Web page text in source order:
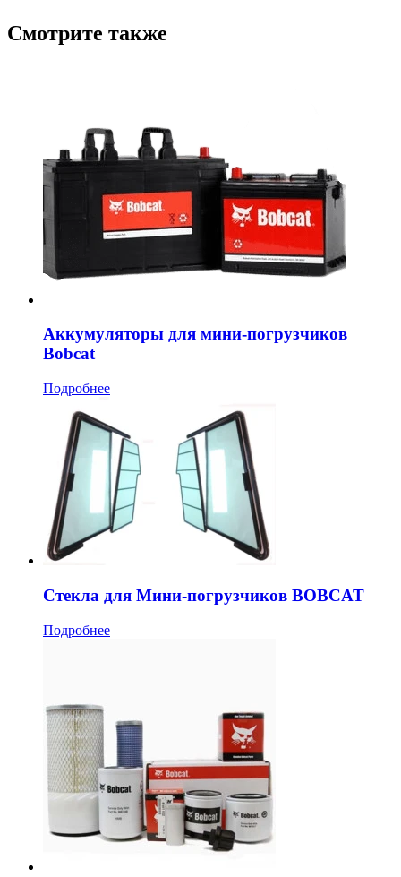
Смотрите также
Аккумуляторы для мини-погрузчиков
Bobcat
Подробнее
Стекла для Мини-погрузчиков BOBCAT
Подробнее